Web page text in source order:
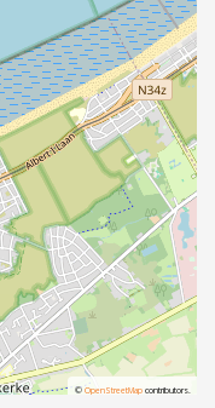
© OpenStreetMapcontributors.